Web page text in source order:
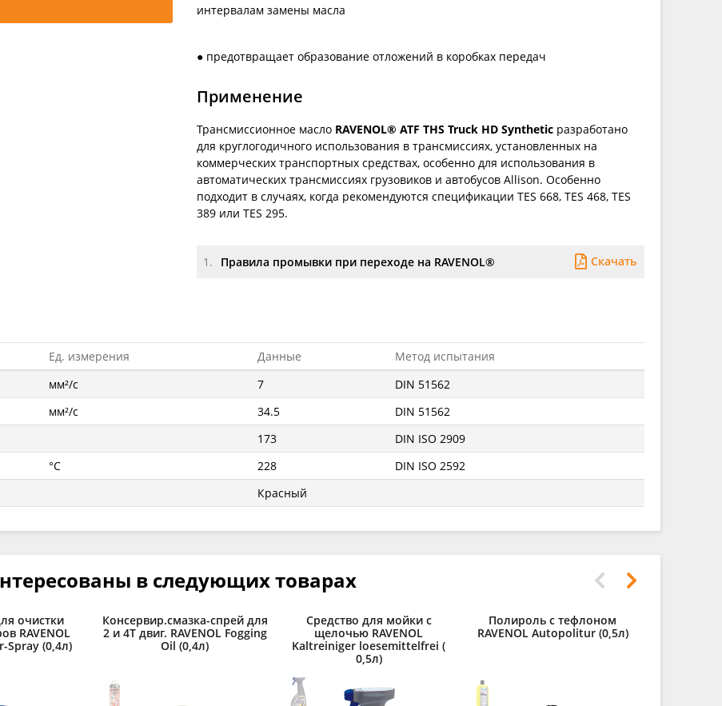
интервалам замены масла
● предотвращает образование отложений в коробках передач
Применение
Трансмиссионное масло RAVENOL® ATF THS Truck HD Synthetic разработано
для круглогодичного использования в трансмиссиях, установленных на
коммерческих транспортных средствах, особенно для использования в
автоматических трансмиссиях грузовиков и автобусов Allison. Особенно
подходит в случаях, когда рекомендуются спецификации TES 668, TES 468, TES
389 или TES 295.
1. Правила промывки при переходе на RAVENOL® Скачать
Ед. измерения Данные
Метод испытания
мм²/с 7
DIN 51562
мм²/с 34.5
DIN 51562
173
DIN ISO 2909
°C 228
DIN ISO 2592
Красный
в следующих товарах
очистки
RAVENOL
Spray (0,4л)
Консервир.смазка-спрей для
2 и 4Т двиг. RAVENOL Fogging
Oil (0,4л)
Средство для мойки с
щелочью RAVENOL
Kaltreiniger loesemittelfrei (
0,5л)
Полироль с тефлоном
RAVENOL Autopolitur (0,5л)